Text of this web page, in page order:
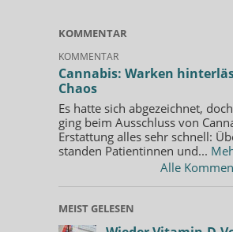
KOMMENTAR
KOMMENTAR
Cannabis: Warken
Chaos
Es hatte sich abgezeichnet,
ging beim Ausschluss von
Erstattung alles sehr schnell:
standen Patientinnen und...
Alle
MEIST GELESEN